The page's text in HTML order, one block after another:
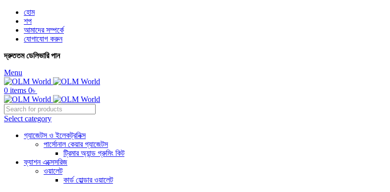
হোম
শপ
আমাদের সম্পর্কে
যোগাযোগ করুন
দ্রুততম ডেলিভারি পান
Menu
0 items 0৳
Select category
গ্যাজেটস ও ইলেকট্রনিক্স
পার্সোনাল কেয়ার গ্যাজেটস
ট্রিমার অ্যান্ড গ্রুমিং কিট
ফ্যাশন এক্সেসরিজ
ওয়ালেট
কার্ড হোল্ডার ওয়ালেট